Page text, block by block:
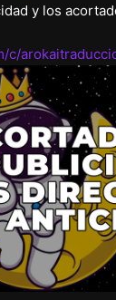
y los
c/